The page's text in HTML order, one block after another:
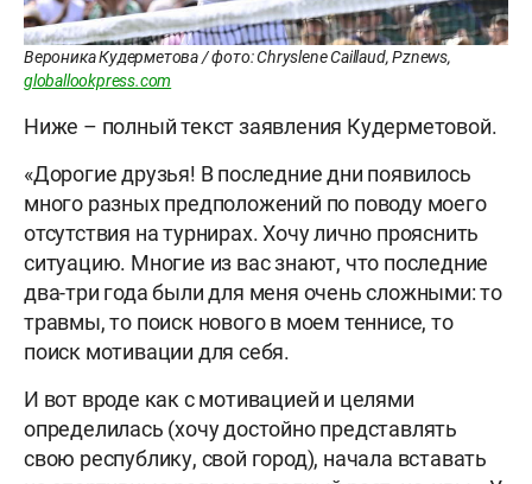
Вероника Кудерметова / фото: Chryslene Caillaud, Pznews,
globallookpress.com
Ниже – полный текст заявления Кудерметовой.
«Дорогие друзья! В последние дни появилось
много разных предположений по поводу моего
отсутствия на турнирах. Хочу лично прояснить
ситуацию. Многие из вас знают, что последние
два-три года были для меня очень сложными: то
травмы, то поиск нового в моем теннисе, то
поиск мотивации для себя.
И вот вроде как с мотивацией и целями
определилась (хочу достойно представлять
свою республику, свой город), начала вставать